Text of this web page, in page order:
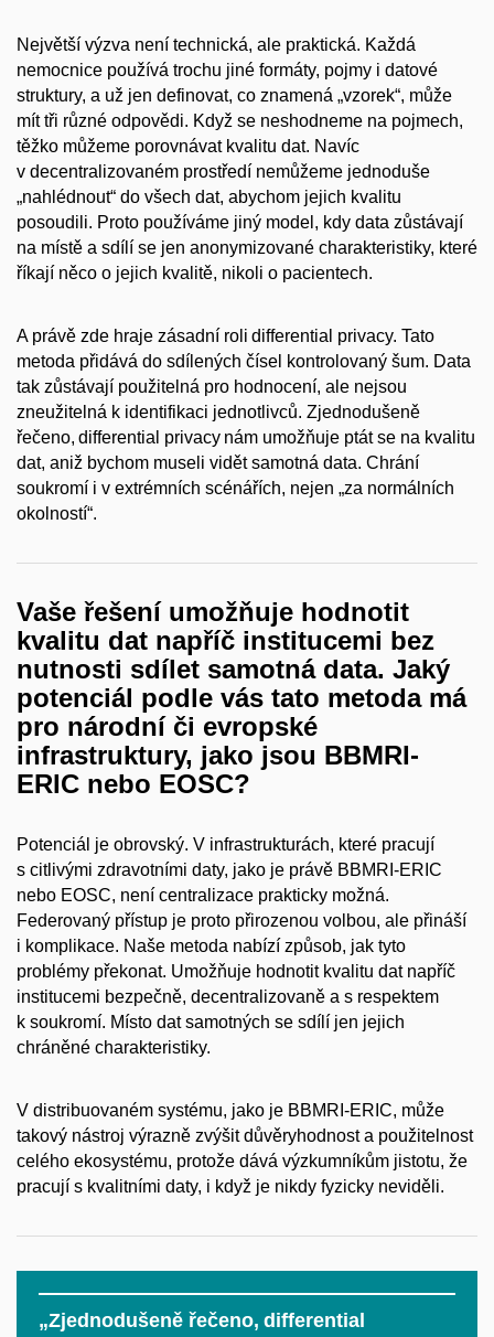
Největší výzva není technická, ale praktická. Každá
nemocnice používá trochu jiné formáty, pojmy i datové
struktury, a už jen definovat, co znamená „vzorek“, může
mít tři různé odpovědi. Když se neshodneme na pojmech,
těžko můžeme porovnávat kvalitu dat. Navíc
v decentralizovaném prostředí nemůžeme jednoduše
„nahlédnout“ do všech dat, abychom jejich kvalitu
posoudili. Proto používáme jiný model, kdy data zůstávají
na místě a sdílí se jen anonymizované charakteristiky, které
říkají něco o jejich kvalitě, nikoli o pacientech.
A právě zde hraje zásadní roli differential privacy. Tato
metoda přidává do sdílených čísel kontrolovaný šum. Data
tak zůstávají použitelná pro hodnocení, ale nejsou
zneužitelná k identifikaci jednotlivců. Zjednodušeně
řečeno, differential privacy nám umožňuje ptát se na kvalitu
dat, aniž bychom museli vidět samotná data. Chrání
soukromí i v extrémních scénářích, nejen „za normálních
okolností“.
Vaše řešení umožňuje hodnotit
kvalitu dat napříč institucemi bez
nutnosti sdílet samotná data. Jaký
potenciál podle vás tato metoda má
pro národní či evropské
infrastruktury, jako jsou BBMRI-
ERIC nebo EOSC?
Potenciál je obrovský. V infrastrukturách, které pracují
s citlivými zdravotními daty, jako je právě BBMRI-ERIC
nebo EOSC, není centralizace prakticky možná.
Federovaný přístup je proto přirozenou volbou, ale přináší
i komplikace. Naše metoda nabízí způsob, jak tyto
problémy překonat. Umožňuje hodnotit kvalitu dat napříč
institucemi bezpečně, decentralizovaně a s respektem
k soukromí. Místo dat samotných se sdílí jen jejich
chráněné charakteristiky.
V distribuovaném systému, jako je BBMRI-ERIC, může
takový nástroj výrazně zvýšit důvěryhodnost a použitelnost
celého ekosystému, protože dává výzkumníkům jistotu, že
pracují s kvalitními daty, i když je nikdy fyzicky neviděli.
„Zjednodušeně řečeno, differential